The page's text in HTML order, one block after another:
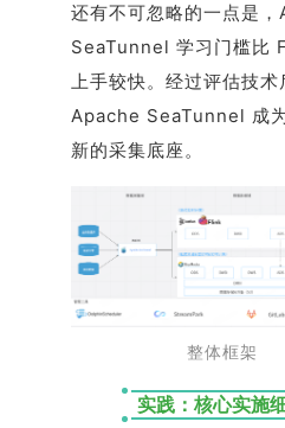
还有不可忽略的一点是
SeaTunnel 学习门槛比
上手较快。经过评估技术
Apache SeaTunnel 成
新的采集底座。
整体框架
实践：核心实施